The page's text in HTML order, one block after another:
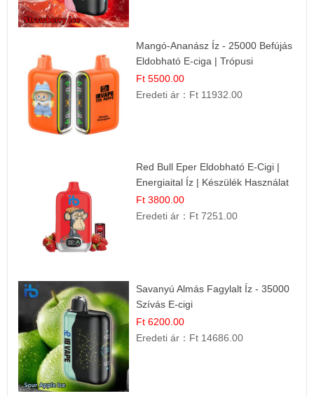
Mangó-Ananász Íz - 25000 Befújás
Eldobható E-ciga | Trópusi
Gyümölcs Élmény!
Ft 5500.00
Eredeti ár： Ft 11932.00
Red Bull Eper Eldobható E-Cigi |
Energiaital Íz | Készülék Használat
Ft 3800.00
Eredeti ár： Ft 7251.00
Savanyú Almás Fagylalt Íz - 35000
Szívás E-cigi
Ft 6200.00
Eredeti ár： Ft 14686.00